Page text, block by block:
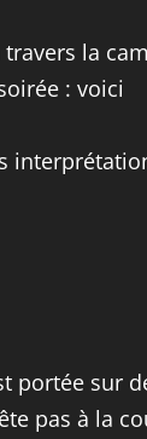
la
: voici
portée sur
pas à la